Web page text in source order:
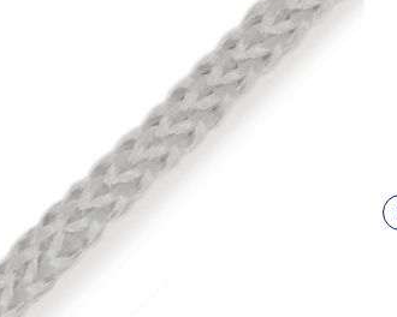
Нитки х/б
Лента брючная
Лента корсажная
Пряжка
Блочка
Хольнитен
3
Окантователь
Масленка
Масло
Механизм
Ножи